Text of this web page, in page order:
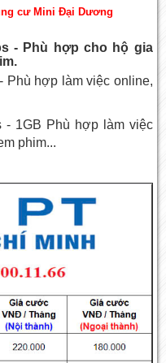
cư Mini Đại Dương
- Phù hợp cho hộ gia
Phù hợp làm việc online,
- 1GB Phù hợp làm việc
phim...